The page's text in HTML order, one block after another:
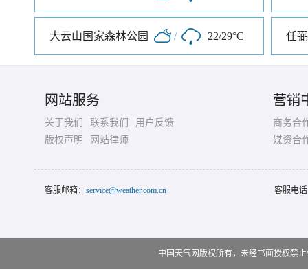
大云山国家森林公园 / 22/29°C 任
网站服务
关于我们 联系我们
用户反馈
版权声明
网站律师
营销
商务合
媒资合
客服邮箱： service@weather.com.cn 客服电
中国天气网版权所有，未经书面授权